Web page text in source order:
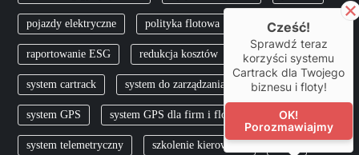
pojazdy elektryczne polityka flotowa pracownik
raportowanie ESG redukcja kosztów skfs
system cartrack system do zarządzania flotą
system GPS system GPS dla firm i flot
system telemetryczny szkolenie kierowców TCO
Cześć!
Sprawdź teraz
korzyści systemu
Cartrack dla Twojego
biznesu i floty!
OK!
Porozmawiajmy